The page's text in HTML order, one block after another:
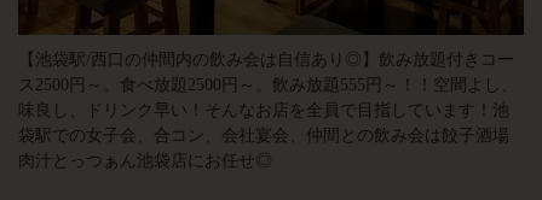
【池袋駅/西口の仲間内の飲み会は自信あり◎】飲み放題付きコー
ス2500円～。食べ放題2500円～。飲み放題555円～！！空間よし、
味良し、ドリンク早い！そんなお店を全員で目指しています！池
袋駅での女子会、合コン、会社宴会、仲間との飲み会は餃子酒場
肉汁とっつぁん池袋店にお任せ◎